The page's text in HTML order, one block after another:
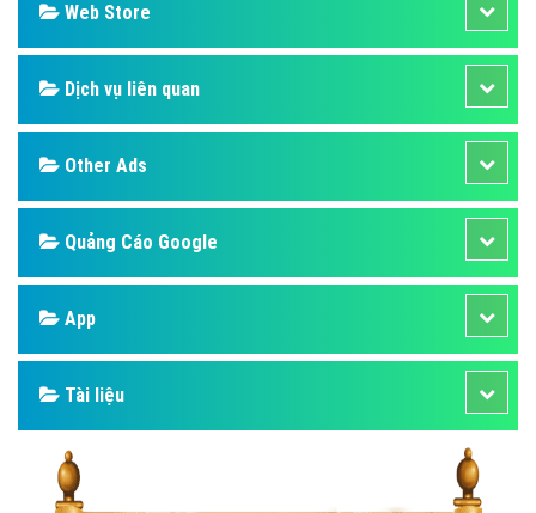
Web Store
Dịch vụ liên quan
Other Ads
Quảng Cáo Google
App
Tài liệu